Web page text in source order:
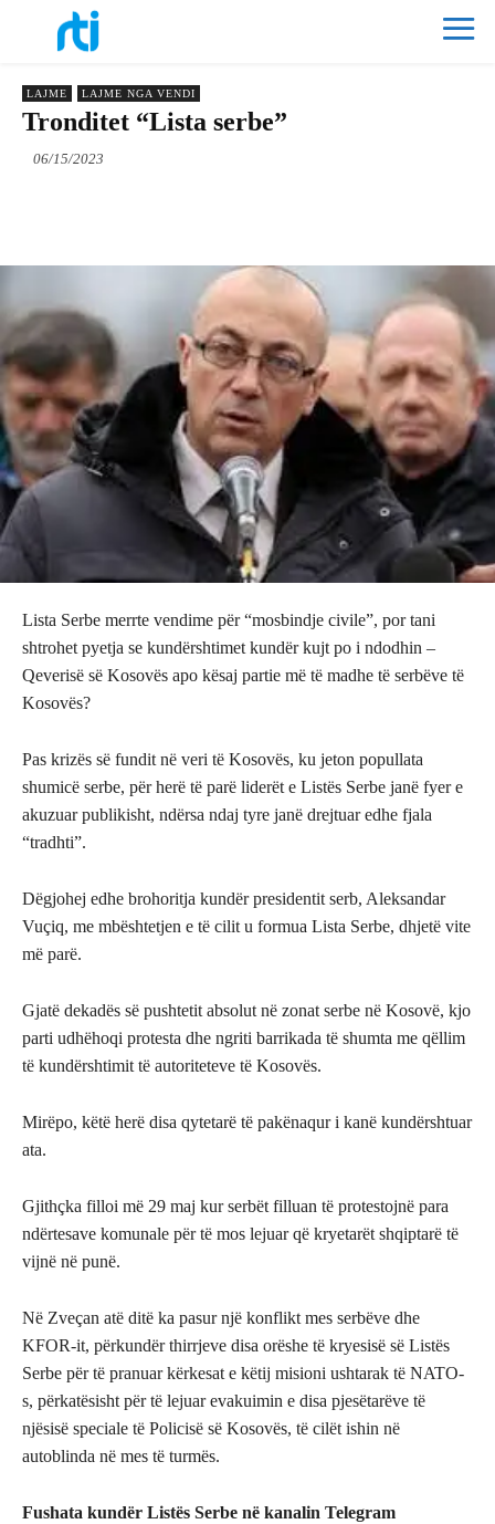
LAJME LAJME NGA VENDI
Tronditet “Lista serbe”
06/15/2023
Lista Serbe merrte vendime për “mosbindje civile”, por tani
shtrohet pyetja se kundërshtimet kundër kujt po i ndodhin –
Qeverisë së Kosovës apo kësaj partie më të madhe të serbëve të
Kosovës?
Pas krizës së fundit në veri të Kosovës, ku jeton popullata
shumicë serbe, për herë të parë liderët e Listës Serbe janë fyer e
akuzuar publikisht, ndërsa ndaj tyre janë drejtuar edhe fjala
“tradhti”.
Dëgjohej edhe brohoritja kundër presidentit serb, Aleksandar
Vuçiq, me mbështetjen e të cilit u formua Lista Serbe, dhjetë vite
më parë.
Gjatë dekadës së pushtetit absolut në zonat serbe në Kosovë, kjo
parti udhëhoqi protesta dhe ngriti barrikada të shumta me qëllim
të kundërshtimit të autoriteteve të Kosovës.
Mirëpo, këtë herë disa qytetarë të pakënaqur i kanë kundërshtuar
ata.
Gjithçka filloi më 29 maj kur serbët filluan të protestojnë para
ndërtesave komunale për të mos lejuar që kryetarët shqiptarë të
vijnë në punë.
Në Zveçan atë ditë ka pasur një konflikt mes serbëve dhe
KFOR-it, përkundër thirrjeve disa orëshe të kryesisë së Listës
Serbe për të pranuar kërkesat e këtij misioni ushtarak të NATO-
s, përkatësisht për të lejuar evakuimin e disa pjesëtarëve të
njësisë speciale të Policisë së Kosovës, të cilët ishin në
autoblinda në mes të turmës.
Fushata kundër Listës Serbe në kanalin Telegram